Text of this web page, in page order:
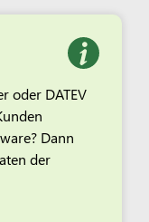
oder DATEV
Dann
der